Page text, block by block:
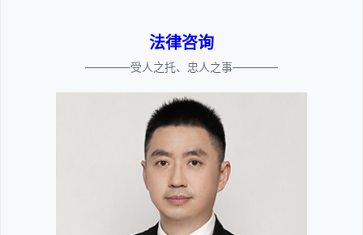
法律咨询
————受人之托、忠人之事————